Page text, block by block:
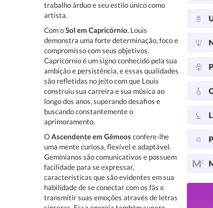
trabalho árduo e seu estilo único como
artista.
Com oSol em Capricórnio, Louis
demonstra uma forte determinação, foco e
compromisso com seus objetivos.
Capricórnio é um signo conhecido pela sua
ambição e persistência, e essas qualidades
são refletidas no jeito com que Louis
construiu sua carreira e sua música ao
longo dos anos, superando desafios e
buscando constantemente o
aprimoramento.
OAscendente em Gêmeos confere-lhe
uma mente curiosa, flexível e adaptável.
Geminianos são comunicativos e possuem
facilidade para se expressar,
características que são evidentes em sua
habilidade de se conectar com os fãs e
transmitir suas emoções através de letras